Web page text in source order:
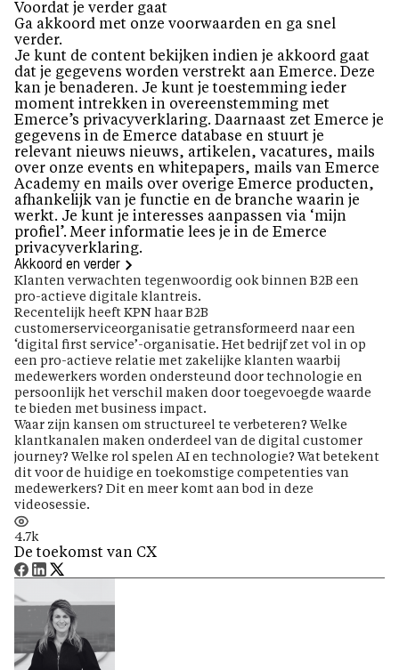
Voordat je verder gaat
Ga akkoord met onze voorwaarden en ga snel
verder.
Je kunt de content bekijken indien je akkoord gaat
dat je gegevens worden verstrekt aan Emerce. Deze
kan je benaderen. Je kunt je toestemming ieder
moment intrekken in overeenstemming met
Emerce’s privacyverklaring. Daarnaast zet Emerce je
gegevens in de Emerce database en stuurt je
relevant nieuws nieuws, artikelen, vacatures, mails
over onze events en whitepapers, mails van Emerce
Academy en mails over overige Emerce producten,
afhankelijk van je functie en de branche waarin je
werkt. Je kunt je interesses aanpassen via ‘mijn
profiel’. Meer informatie lees je in de Emerce
privacyverklaring.
Akkoord en verder
Klanten verwachten tegenwoordig ook binnen B2B een
pro-actieve digitale klantreis.
Recentelijk heeft KPN haar B2B
customerserviceorganisatie getransformeerd naar een
‘digital first service’-organisatie. Het bedrijf zet vol in op
een pro-actieve relatie met zakelijke klanten waarbij
medewerkers worden ondersteund door technologie en
persoonlijk het verschil maken door toegevoegde waarde
te bieden met business impact.
Waar zijn kansen om structureel te verbeteren? Welke
klantkanalen maken onderdeel van de digital customer
journey? Welke rol spelen AI en technologie? Wat betekent
dit voor de huidige en toekomstige competenties van
medewerkers? Dit en meer komt aan bod in deze
videosessie.
4.7k
De toekomst van CX